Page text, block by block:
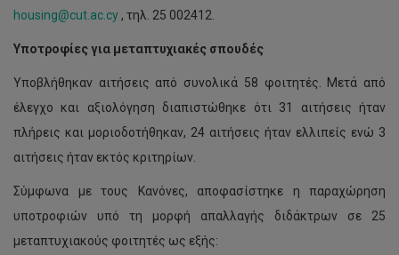
housing@cut.ac.cy , τηλ. 25 002412.
Υποτροφίες για μεταπτυχιακές σπουδές
Υποβλήθηκαν αιτήσεις από συνολικά 58 φοιτητές. Μετά από
έλεγχο και αξιολόγηση διαπιστώθηκε ότι 31 αιτήσεις ήταν
πλήρεις και μοριοδοτήθηκαν, 24 αιτήσεις ήταν ελλιπείς ενώ 3
αιτήσεις ήταν εκτός κριτηρίων.
Σύμφωνα με τους Κανόνες, αποφασίστηκε η παραχώρηση
υποτροφιών υπό τη μορφή απαλλαγής διδάκτρων σε 25
μεταπτυχιακούς φοιτητές ως εξής: